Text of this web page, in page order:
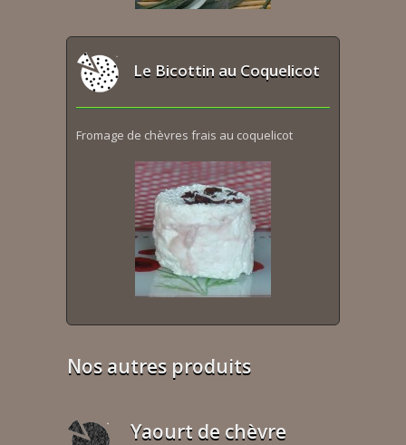
Le Bicottin au Coquelicot
Fromage de chèvres frais au coquelicot
Nos autres produits
Yaourt de chèvre